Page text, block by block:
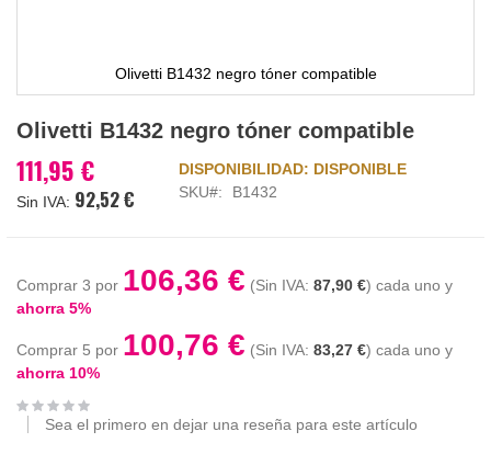
Olivetti B1432 negro tóner compatible
al
la
Olivetti B1432 negro tóner compatible
111,95 €
92,52 €
DISPONIBILIDAD: DISPONIBLE
SKU
B1432
Comprar 3 por 106,36 € 87,90 € cada uno y
ahorra 5%
Comprar 5 por 100,76 € 83,27 € cada uno y
ahorra 10%
Sea el primero en dejar una reseña para este artículo